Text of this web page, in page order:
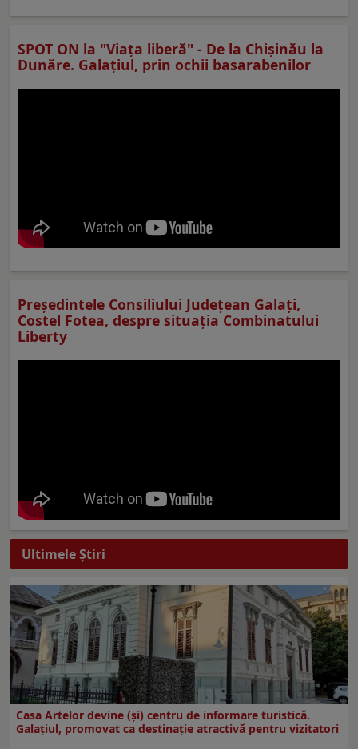
SPOT ON la "Viaţa liberă" - De la Chișinău la
Dunăre. Galațiul, prin ochii basarabenilor
Preşedintele Consiliului Judeţean Galaţi,
Costel Fotea, despre situaţia Combinatului
Liberty
Ultimele Ştiri
Casa Artelor devine (şi) centru de informare turistică.
Galaţiul, promovat ca destinaţie atractivă pentru vizitatori